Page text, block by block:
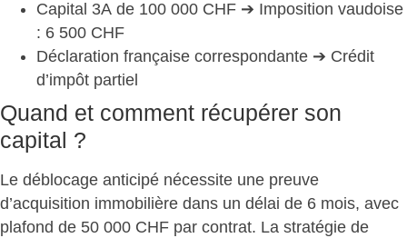
Capital 3A de 100 000 CHF ➔ Imposition vaudoise
: 6 500 CHF
Déclaration française correspondante ➔ Crédit
d’impôt partiel
Quand et comment récupérer son
capital ?
Le déblocage anticipé nécessite une preuve
d’acquisition immobilière dans un délai de 6 mois, avec
plafond de 50 000 CHF par contrat. La stratégie de